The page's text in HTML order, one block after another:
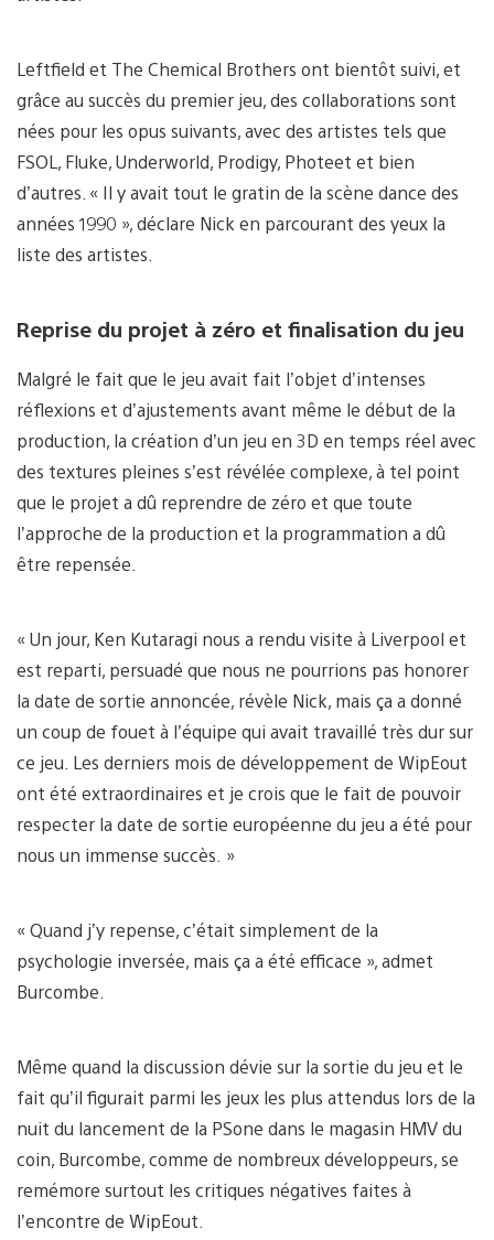
Leftfield et The Chemical Brothers ont bientôt suivi, et
grâce au succès du premier jeu, des collaborations sont
nées pour les opus suivants, avec des artistes tels que
FSOL, Fluke, Underworld, Prodigy, Photeet et bien
d’autres. « Il y avait tout le gratin de la scène dance des
années 1990 », déclare Nick en parcourant des yeux la
liste des artistes.
Reprise du projet à zéro et finalisation du jeu
Malgré le fait que le jeu avait fait l’objet d’intenses
réflexions et d’ajustements avant même le début de la
production, la création d’un jeu en 3D en temps réel avec
des textures pleines s’est révélée complexe, à tel point
que le projet a dû reprendre de zéro et que toute
l’approche de la production et la programmation a dû
être repensée.
« Un jour, Ken Kutaragi nous a rendu visite à Liverpool et
est reparti, persuadé que nous ne pourrions pas honorer
la date de sortie annoncée, révèle Nick, mais ça a donné
un coup de fouet à l’équipe qui avait travaillé très dur sur
ce jeu. Les derniers mois de développement de WipEout
ont été extraordinaires et je crois que le fait de pouvoir
respecter la date de sortie européenne du jeu a été pour
nous un immense succès. »
« Quand j’y repense, c’était simplement de la
psychologie inversée, mais ça a été efficace », admet
Burcombe.
Même quand la discussion dévie sur la sortie du jeu et le
fait qu’il figurait parmi les jeux les plus attendus lors de la
nuit du lancement de la PSone dans le magasin HMV du
coin, Burcombe, comme de nombreux développeurs, se
remémore surtout les critiques négatives faites à
l’encontre de WipEout.